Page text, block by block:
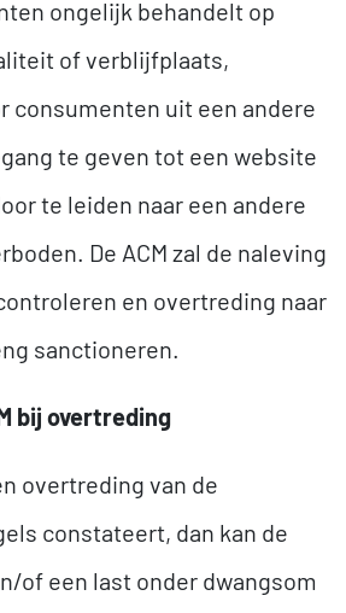
ongelijk behandelt op
of verblijfplaats,
consumenten uit een andere
te geven tot een website
te leiden naar een andere
De ACM zal de naleving
en overtreding naar
sanctioneren.
bij overtreding
overtreding van de
constateert, dan kan de
of een last onder dwangsom